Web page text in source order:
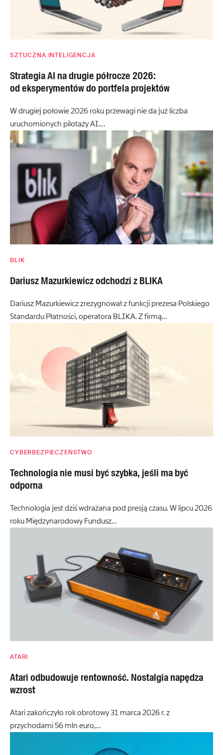
SZTUCZNA INTELIGENCJA
Strategia AI na drugie półrocze 2026:
od eksperymentów do portfela projektów
W drugiej połowie 2026 roku przewagi nie da już liczba
uruchomionych pilotaży AI.…
BLIK
Dariusz Mazurkiewicz odchodzi z BLIKA
Dariusz Mazurkiewicz zrezygnował z funkcji prezesa Polskiego
Standardu Płatności, operatora BLIKA. Z firmą…
CYBERBEZPIECZEŃSTWO
Technologia nie musi być szybka, jeśli ma być
odporna
Technologia jest dziś wdrażana pod presją czasu. W lipcu 2026
roku Międzynarodowy Fundusz…
ATARI
Atari odbudowuje rentowność. Nostalgia napędza
wzrost
Atari zakończyło rok obrotowy 31 marca 2026 r. z
przychodami 56 mln euro,…